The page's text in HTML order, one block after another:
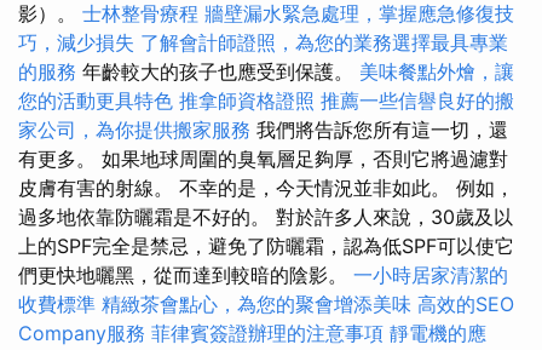
影）。 士林整骨療程 牆壁漏水緊急處理，掌握應急修復技
巧，減少損失 了解會計師證照，為您的業務選擇最具專業
的服務 年齡較大的孩子也應受到保護。 美味餐點外燴，讓
您的活動更具特色 推拿師資格證照 推薦一些信譽良好的搬
家公司，為你提供搬家服務 我們將告訴您所有這一切，還
有更多。 如果地球周圍的臭氧層足夠厚，否則它將過濾對
皮膚有害的射線。 不幸的是，今天情況並非如此。 例如，
過多地依靠防曬霜是不好的。 對於許多人來說，30歲及以
上的SPF完全是禁忌，避免了防曬霜，認為低SPF可以使它
們更快地曬黑，從而達到較暗的陰影。 一小時居家清潔的
收費標準 精緻茶會點心，為您的聚會增添美味 高效的SEO
Company服務 菲律賓簽證辦理的注意事項 靜電機的應